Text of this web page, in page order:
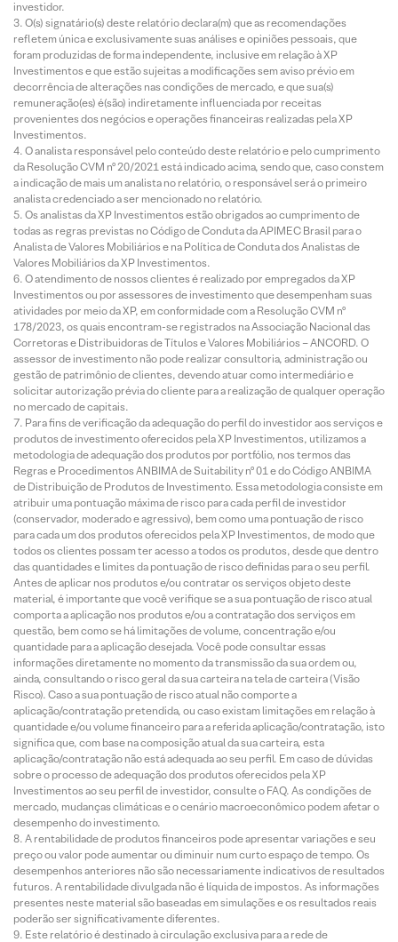
investidor.
O(s) signatário(s) deste relatório declara(m) que as recomendações
refletem única e exclusivamente suas análises e opiniões pessoais, que
foram produzidas de forma independente, inclusive em relação à XP
Investimentos e que estão sujeitas a modificações sem aviso prévio em
decorrência de alterações nas condições de mercado, e que sua(s)
remuneração(es) é(são) indiretamente influenciada por receitas
provenientes dos negócios e operações financeiras realizadas pela XP
Investimentos.
O analista responsável pelo conteúdo deste relatório e pelo cumprimento
da Resolução CVM nº 20/2021 está indicado acima, sendo que, caso constem
a indicação de mais um analista no relatório, o responsável será o primeiro
analista credenciado a ser mencionado no relatório.
Os analistas da XP Investimentos estão obrigados ao cumprimento de
todas as regras previstas no Código de Conduta da APIMEC Brasil para o
Analista de Valores Mobiliários e na Política de Conduta dos Analistas de
Valores Mobiliários da XP Investimentos.
O atendimento de nossos clientes é realizado por empregados da XP
Investimentos ou por assessores de investimento que desempenham suas
atividades por meio da XP, em conformidade com a Resolução CVM nº
178/2023, os quais encontram-se registrados na Associação Nacional das
Corretoras e Distribuidoras de Títulos e Valores Mobiliários – ANCORD. O
assessor de investimento não pode realizar consultoria, administração ou
gestão de patrimônio de clientes, devendo atuar como intermediário e
solicitar autorização prévia do cliente para a realização de qualquer operação
no mercado de capitais.
Para fins de verificação da adequação do perfil do investidor aos serviços e
produtos de investimento oferecidos pela XP Investimentos, utilizamos a
metodologia de adequação dos produtos por portfólio, nos termos das
Regras e Procedimentos ANBIMA de Suitability nº 01 e do Código ANBIMA
de Distribuição de Produtos de Investimento. Essa metodologia consiste em
atribuir uma pontuação máxima de risco para cada perfil de investidor
(conservador, moderado e agressivo), bem como uma pontuação de risco
para cada um dos produtos oferecidos pela XP Investimentos, de modo que
todos os clientes possam ter acesso a todos os produtos, desde que dentro
das quantidades e limites da pontuação de risco definidas para o seu perfil.
Antes de aplicar nos produtos e/ou contratar os serviços objeto deste
material, é importante que você verifique se a sua pontuação de risco atual
comporta a aplicação nos produtos e/ou a contratação dos serviços em
questão, bem como se há limitações de volume, concentração e/ou
quantidade para a aplicação desejada. Você pode consultar essas
informações diretamente no momento da transmissão da sua ordem ou,
ainda, consultando o risco geral da sua carteira na tela de carteira (Visão
Risco). Caso a sua pontuação de risco atual não comporte a
aplicação/contratação pretendida, ou caso existam limitações em relação à
quantidade e/ou volume financeiro para a referida aplicação/contratação, isto
significa que, com base na composição atual da sua carteira, esta
aplicação/contratação não está adequada ao seu perfil. Em caso de dúvidas
sobre o processo de adequação dos produtos oferecidos pela XP
Investimentos ao seu perfil de investidor, consulte o FAQ. As condições de
mercado, mudanças climáticas e o cenário macroeconômico podem afetar o
desempenho do investimento.
A rentabilidade de produtos financeiros pode apresentar variações e seu
preço ou valor pode aumentar ou diminuir num curto espaço de tempo. Os
desempenhos anteriores não são necessariamente indicativos de resultados
futuros. A rentabilidade divulgada não é líquida de impostos. As informações
presentes neste material são baseadas em simulações e os resultados reais
poderão ser significativamente diferentes.
Este relatório é destinado à circulação exclusiva para a rede de